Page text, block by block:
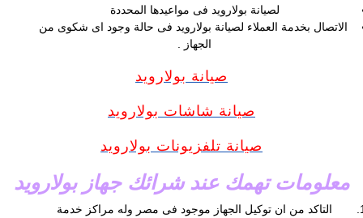
لصيانة بولارويد فى مواعيدها المحددة
الاتصال بخدمة العملاء لصيانة بولارويد فى حالة وجود اى شكوى من
الجهاز .
صيانة بولارويد
صيانة شاشات بولارويد
صيانة تلفزيونات بولارويد
معلومات تهمك عند شرائك جهاز بولارويد
التاكد من ان توكيل الجهاز موجود فى مصر وله مراكز خدمة